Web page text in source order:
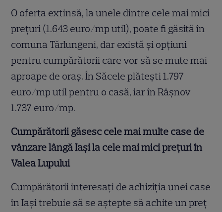
O oferta extinsă, la unele dintre cele mai mici
prețuri (1.643 euro/mp util), poate fi găsită în
comuna Tărlungeni, dar există și opțiuni
pentru cumpărătorii care vor să se mute mai
aproape de oraș. În Săcele plătești 1.797
euro/mp util pentru o casă, iar în Râșnov
1.737 euro/mp.
Cumpărătorii găsesc cele mai multe case de
vânzare lângă Iași la cele mai mici prețuri în
Valea Lupului
Cumpărătorii interesați de achiziția unei case
în Iași trebuie să se aștepte să achite un preț